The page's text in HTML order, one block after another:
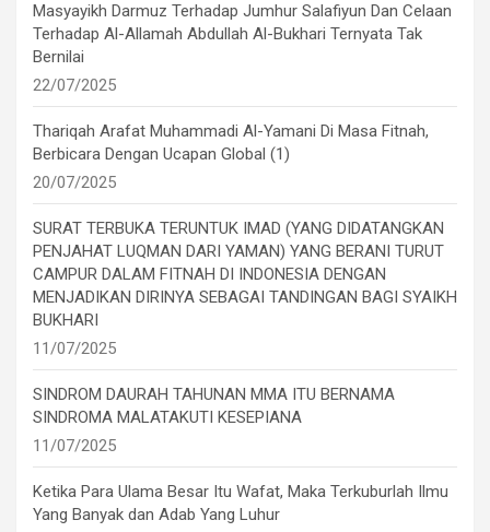
Masyayikh Darmuz Terhadap Jumhur Salafiyun Dan Celaan
Terhadap Al-Allamah Abdullah Al-Bukhari Ternyata Tak
Bernilai
22/07/2025
Thariqah Arafat Muhammadi Al-Yamani Di Masa Fitnah,
Berbicara Dengan Ucapan Global (1)
20/07/2025
SURAT TERBUKA TERUNTUK IMAD (YANG DIDATANGKAN
PENJAHAT LUQMAN DARI YAMAN) YANG BERANI TURUT
CAMPUR DALAM FITNAH DI INDONESIA DENGAN
MENJADIKAN DIRINYA SEBAGAI TANDINGAN BAGI SYAIKH
BUKHARI
11/07/2025
SINDROM DAURAH TAHUNAN MMA ITU BERNAMA
SINDROMA MALATAKUTI KESEPIANA
11/07/2025
Ketika Para Ulama Besar Itu Wafat, Maka Terkuburlah Ilmu
Yang Banyak dan Adab Yang Luhur